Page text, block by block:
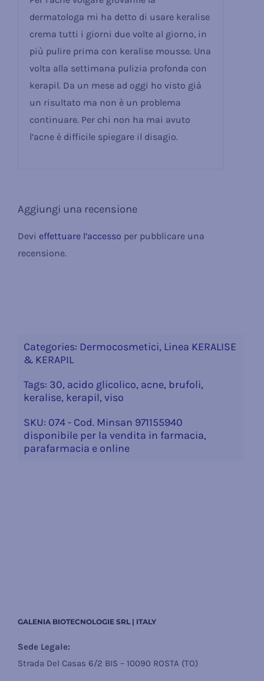
dermatologa mi ha detto di usare keralise
crema tutti i giorni due volte al giorno, in
più pulire prima con keralise mousse. Una
volta alla settimana pulizia profonda con
kerapil. Da un mese ad oggi ho visto già
un risultato ma non è un problema
continuare. Per chi non ha mai avuto
l’acne è difficile spiegare il disagio.
Aggiungi una recensione
Devi effettuare l’accesso per pubblicare una
recensione.
Categories: Dermocosmetici, Linea KERALISE
& KERAPIL
Tags: 30, acido glicolico, acne, brufoli,
keralise, kerapil, viso
SKU: 074 - Cod. Minsan 971155940
disponibile per la vendita in farmacia,
parafarmacia e online
GALENIA BIOTECNOLOGIE SRL | ITALY
Sede Legale:
Strada Del Casas 6/2 BIS – 10090 ROSTA (TO)